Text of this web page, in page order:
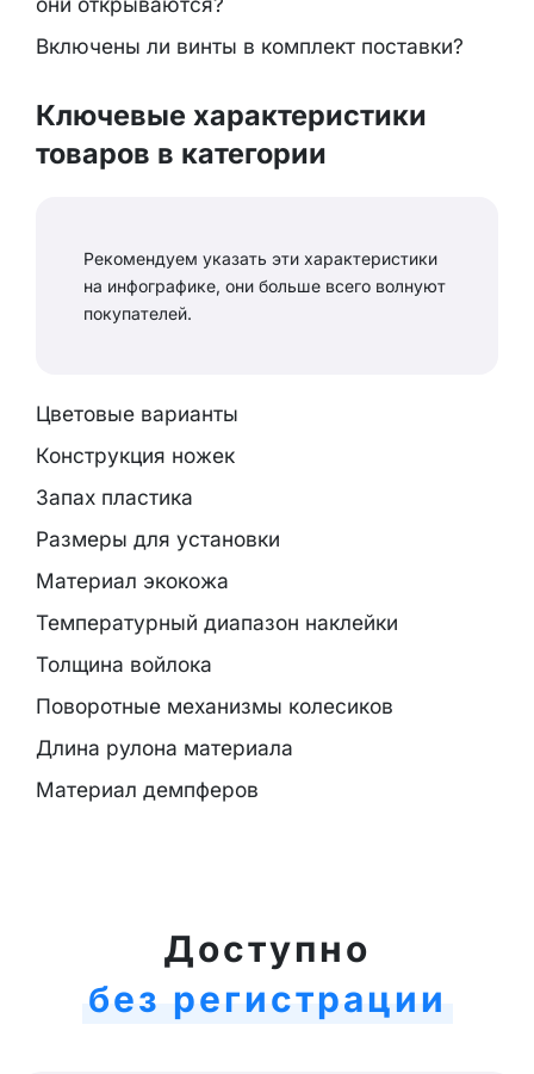
Включены ли винты в комплект поставки?
Ключевые характеристики
товаров в категории
Рекомендуем указать эти характеристики
на инфографике, они больше всего волнуют
покупателей.
Цветовые варианты
Конструкция ножек
Запах пластика
Размеры для установки
Материал экокожа
Температурный диапазон наклейки
Толщина войлока
Поворотные механизмы колесиков
Длина рулона материала
Материал демпферов
Доступно
без регистрации